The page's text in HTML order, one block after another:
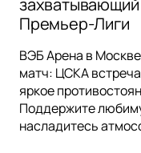
Премьер-Лиги
ВЭБ Арена в
матч: ЦСКА
яркое
Поддержите
насладитесь